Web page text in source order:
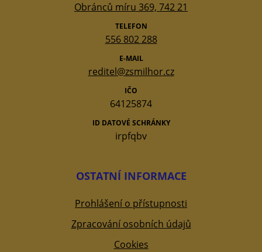
Obránců míru 369, 742 21
TELEFON
556 802 288
E-MAIL
reditel@zsmilhor.cz
IČO
64125874
ID DATOVÉ SCHRÁNKY
irpfqbv
OSTATNÍ INFORMACE
Prohlášení o přístupnosti
Zpracování osobních údajů
Cookies